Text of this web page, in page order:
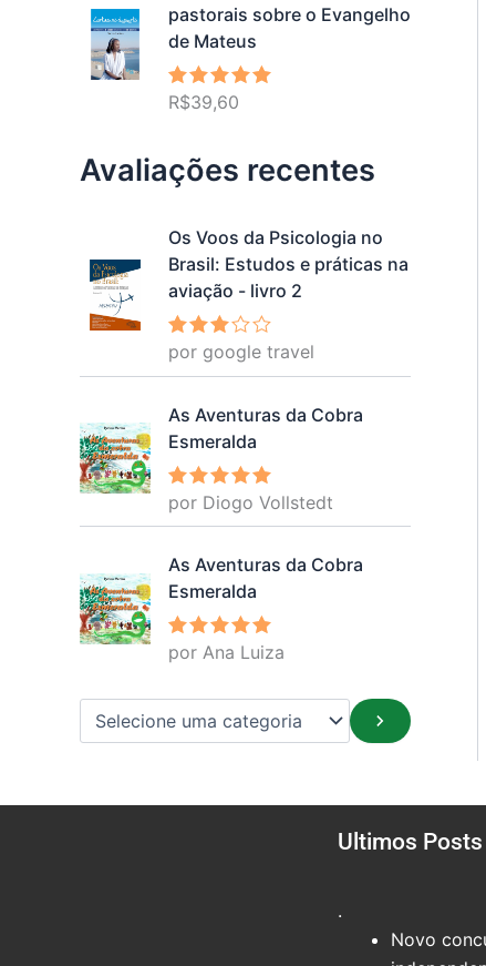
pastorais sobre o Evangelho
de Mateus
Avaliação
R$39,60
Avaliações recentes
Os Voos da Psicologia no
Brasil: Estudos e práticas na
aviação - livro 2
Avalia
ção 3
por google travel
As Aventuras da Cobra
Esmeralda
Avaliação
5
por Diogo Vollstedt
As Aventuras da Cobra
Esmeralda
Avaliação
5
por Ana Luiza
Ultimos Posts
.
Novo